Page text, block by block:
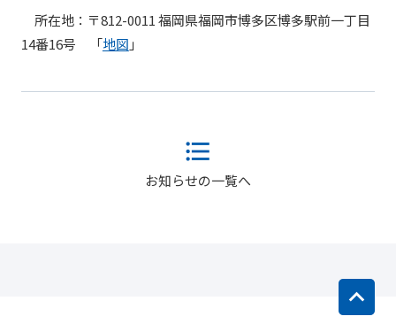
所在地：〒812-0011 福岡県福岡市博多区博多駅前一丁目
14番16号 「地図 」
お知らせの一覧へ